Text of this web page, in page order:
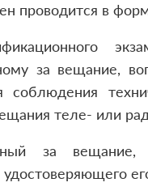
проводится в
за вещание,
соблюдения
теле- или
за вещание,
удостоверяющего